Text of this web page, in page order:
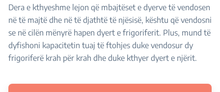
Dera e kthyeshme lejon që mbajtëset e dyerve të vendosen
në të majtë dhe në të djathtë të njësisë, kështu që vendosni
se në cilën mënyrë hapen dyert e frigoriferit. Plus, mund të
dyfishoni kapacitetin tuaj të ftohjes duke vendosur dy
frigoriferë krah për krah dhe duke kthyer dyert e njërit.